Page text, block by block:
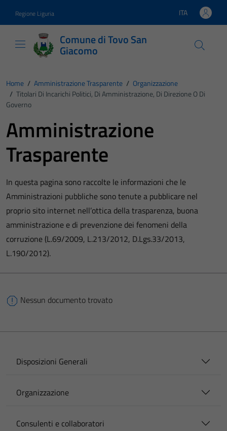
Regione Liguria Lingua attiva:
ITA
Comune di Tovo San
Giacomo
Home / Amministrazione Trasparente / Organizzazione
/ Titolari Di Incarichi Politici, Di Amministrazione, Di Direzione O Di
Governo
Amministrazione
Trasparente
In questa pagina sono raccolte le informazioni che le
Amministrazioni pubbliche sono tenute a pubblicare nel
proprio sito internet nell’ottica della trasparenza, buona
amministrazione e di prevenzione dei fenomeni della
corruzione (L.69/2009, L.213/2012, D.Lgs.33/2013,
L.190/2012).
Nessun documento trovato
Disposizioni Generali
Organizzazione
Consulenti e collaboratori